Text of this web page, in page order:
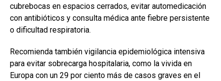
cubrebocas en espacios cerrados, evitar automedicación
con antibióticos y consulta médica ante fiebre persistente
o dificultad respiratoria.
Recomienda también vigilancia epidemiológica intensiva
para evitar sobrecarga hospitalaria, como la vivida en
Europa con un 29 por ciento más de casos graves en el